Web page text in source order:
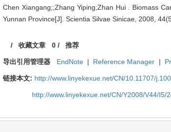
Chen Xiangang;;Zhang Yiping;Zhan Hui . Biomass
Yunnan Province[J]. Scientia Silvae Sinicae, 2008,
/收藏文章 0/ 推荐
导出引用管理器 EndNote | Reference Manager |
链接本文: http://www.linyekexue.net/CN/10.11707/
http://www.linyekexue.net/CN/Y2008/V44/I5/